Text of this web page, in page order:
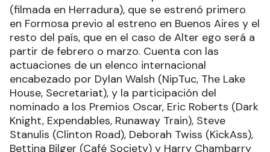
(filmada en Herradura), que se estrenó primero
en Formosa previo al estreno en Buenos Aires y el
resto del país, que en el caso de Alter ego será a
partir de febrero o marzo. Cuenta con las
actuaciones de un elenco internacional
encabezado por Dylan Walsh (NipTuc, The Lake
House, Secretariat), y la participación del
nominado a los Premios Oscar, Eric Roberts (Dark
Knight, Expendables, Runaway Train), Steve
Stanulis (Clinton Road), Deborah Twiss (KickAss),
Bettina Bilger (Café Society) y Harry Chambarry